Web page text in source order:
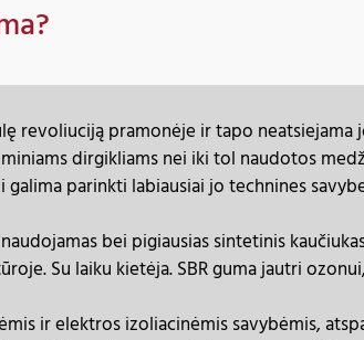
revoliuciją pramonėje ir tapo neatsiejama
dirgikliams nei iki tol naudotos
parinkti labiausiai jo technines
bei pigiausias sintetinis
Su laiku kietėja. SBR guma jautri
ir elektros izoliacinėmis savybėmis,